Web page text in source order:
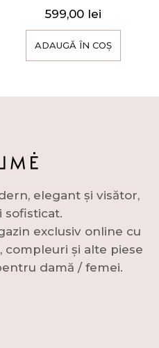
599,00 lei
ADAUGĂ ÎN COȘ
elegant și visător,
sofisticat.
exclusiv online cu
compleuri și alte piese
damă / femei.